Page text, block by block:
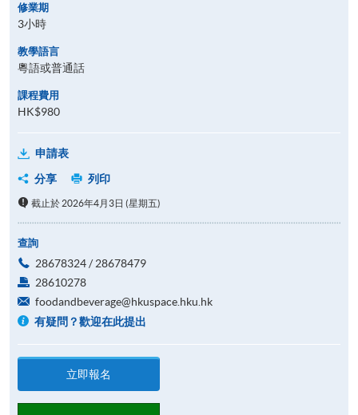
修業期
3小時
教學語言
粵語或普通話
課程費用
HK$980
申請表
分享
列印
截止於 2026年4月3日 (星期五)
查詢
28678324 / 28678479
28610278
foodandbeverage@hkuspace.hku.hk
有疑問？歡迎在此提出
立即報名